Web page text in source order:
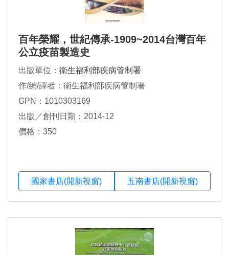
百年榮耀，世紀傳承-1909~2014台灣百年
公立疫苗製造史
出版單位： 衛生福利部疾病管制署
作/編/譯者：衛生福利部疾病管制署
GPN：1010303169
出版／創刊日期：2014-12
價格：350
國家書店(開新視窗) 五南書店(開新視窗)